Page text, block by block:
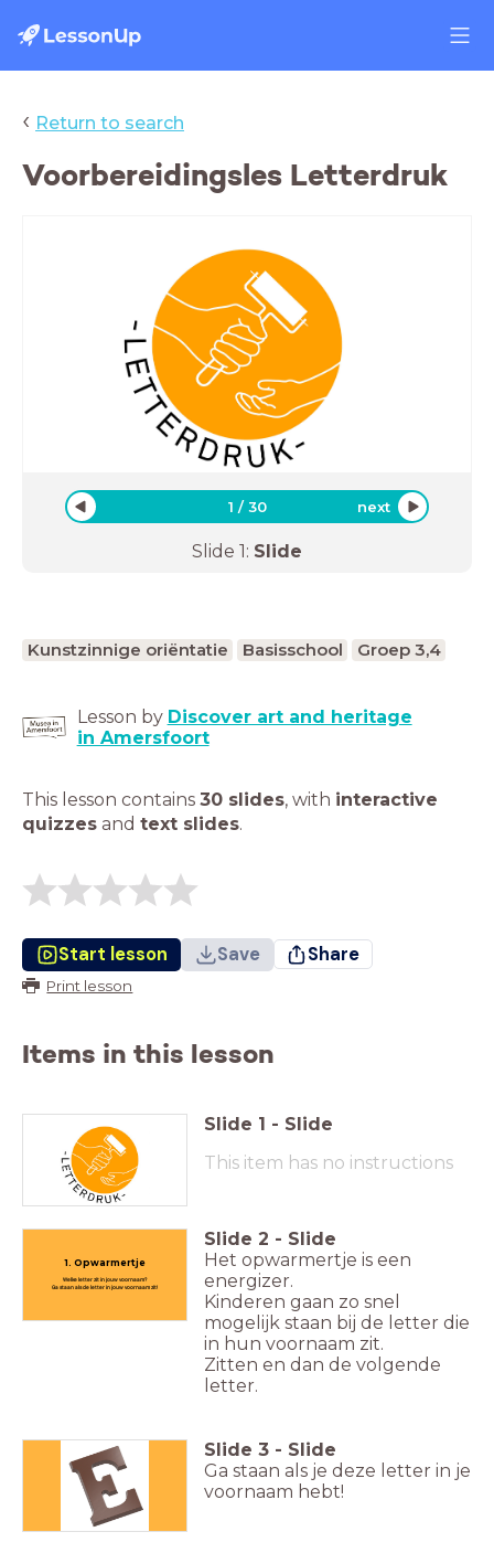
‹ Return to search
Voorbereidingsles Letterdruk
1 /30 next
Slide 1: Slide
Kunstzinnige oriëntatie Basisschool Groep 3,4
Lesson by Discover art and heritage
in Amersfoort
This lesson contains 30 slides, with interactive
quizzes and text slides.
Start lesson Save Share
Print lesson
Items in this lesson
Slide 1 - Slide
This item has no instructions
1. Opwarmertje
Welke letter zit in jouw voornaam?
Ga staan als de letter in jouw voornaam zit!
Slide 2 - Slide
Het opwarmertje is een
energizer.
Kinderen gaan zo snel
mogelijk staan bij de letter die
in hun voornaam zit.
Zitten en dan de volgende
letter.
Slide 3 - Slide
Ga staan als je deze letter in je
voornaam hebt!